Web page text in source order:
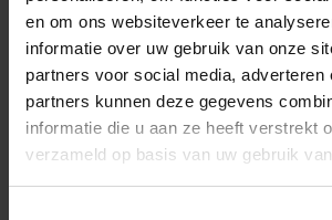
en om ons websiteverkeer te
informatie over uw gebruik van onze
partners voor social media, adverteren
partners kunnen deze gegevens
informatie die u aan ze heeft verstrekt
verzameld op basis van uw gebruik
een prettige geur af tijdens het
ons beukenhout gekloofd,
handige stapels.
Haardhout
eikenhout